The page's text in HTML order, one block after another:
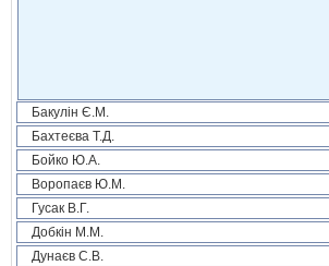
Бакулін Є.М.
Бахтеєва Т.Д.
Бойко Ю.А.
Воропаєв Ю.М.
Гусак В.Г.
Добкін М.М.
Дунаєв С.В.